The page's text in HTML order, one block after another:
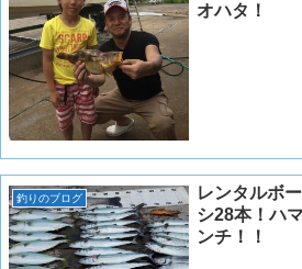
オハタ！
釣りのブログ
レンタルボ
シ28本！ハ
ンチ！！